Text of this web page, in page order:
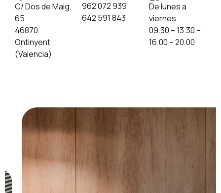
C/ Dos de Maig,
65
46870
Ontinyent
(Valencia)
962 072 939
642 591 843
De lunes a
viernes
09.30 – 13.30 –
16.00 – 20.00